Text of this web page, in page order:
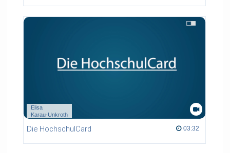
Elisa
Karau-Unkroth
Die HochschulCard 03:32
03:32 duration